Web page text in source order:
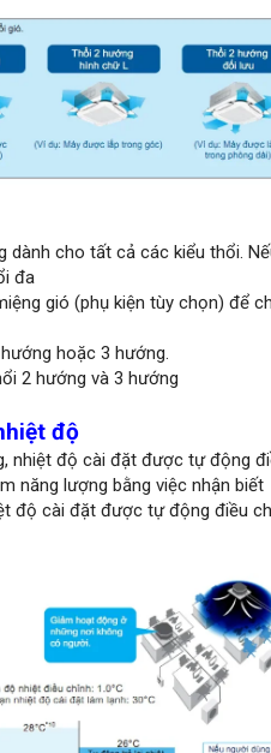
cho tất cả các kiểu thổi.
đa
gió (phụ kiện tùy chọn) để
hoặc 3 hướng.
2 hướng và 3 hướng
độ
nhiệt độ cài đặt được tự động
năng lượng bằng việc nhận biết
độ cài đặt được tự động điều